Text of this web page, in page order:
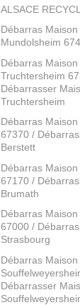
ALSACE
Débarras Maison
Mundolsheim
Débarras Maison
Truchtersheim
Débarrasser
Truchtersheim
Débarras
67370 /
Berstett
Débarras
67170 /
Brumath
Débarras
67000 /
Strasbourg
Débarras Maison
Débarrasser